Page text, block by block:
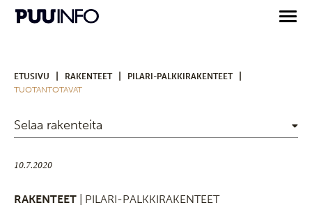
ETUSIVU RAKENTEET PILARI-PALKKIRAKENTEET
TUOTANTOTAVAT
Selaa rakenteita
10.7.2020
RAKENTEET | PILARI-PALKKIRAKENTEET